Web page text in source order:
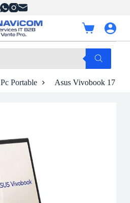
Panier
d’achat
Pc Portable Asus Vivobook 17